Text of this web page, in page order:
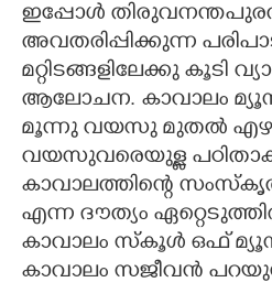
ഇപ്പോൾ
അവതരിപ്പിക്കുന്ന
മറ്റിടങ്ങളിലേക്കു കൂടി
ആലോചന. കാവാലം
മൂന്നു വയസു മുതൽ
വയസുവരെയുള്ള
കാവാലത്തിന്റെ
എന്ന ദൗത്യം
കാവാലം സ്കൂൾ ഒഫ്
കാവാലം സജീവൻ